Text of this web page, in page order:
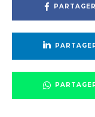
PARTAGER